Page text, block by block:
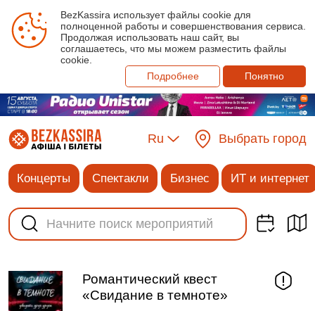
BezKassira использует файлы cookie для
полноценной работы и совершенствования сервиса.
Продолжая использовать наш сайт, вы
соглашаетесь, что мы можем разместить файлы
cookie.
Подробнее
Понятно
Ru Выбрать город
Концерты Спектакли Бизнес ИТ и интернет
Романтический квест
«Свидание в темноте»